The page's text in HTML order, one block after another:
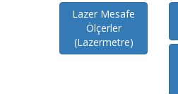
Lazer Mesafe
Ölçerler
(Lazermetre)